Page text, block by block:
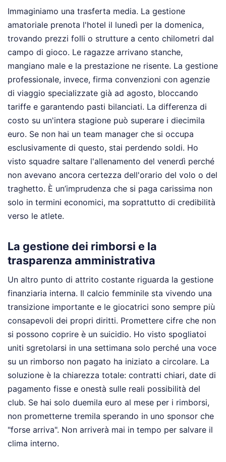
Immaginiamo una trasferta media. La gestione
amatoriale prenota l'hotel il lunedì per la domenica,
trovando prezzi folli o strutture a cento chilometri dal
campo di gioco. Le ragazze arrivano stanche,
mangiano male e la prestazione ne risente. La gestione
professionale, invece, firma convenzioni con agenzie
di viaggio specializzate già ad agosto, bloccando
tariffe e garantendo pasti bilanciati. La differenza di
costo su un'intera stagione può superare i diecimila
euro. Se non hai un team manager che si occupa
esclusivamente di questo, stai perdendo soldi. Ho
visto squadre saltare l'allenamento del venerdì perché
non avevano ancora certezza dell'orario del volo o del
traghetto. È un’imprudenza che si paga carissima non
solo in termini economici, ma soprattutto di credibilità
verso le atlete.
La gestione dei rimborsi e la
trasparenza amministrativa
Un altro punto di attrito costante riguarda la gestione
finanziaria interna. Il calcio femminile sta vivendo una
transizione importante e le giocatrici sono sempre più
consapevoli dei propri diritti. Promettere cifre che non
si possono coprire è un suicidio. Ho visto spogliatoi
uniti sgretolarsi in una settimana solo perché una voce
su un rimborso non pagato ha iniziato a circolare. La
soluzione è la chiarezza totale: contratti chiari, date di
pagamento fisse e onestà sulle reali possibilità del
club. Se hai solo duemila euro al mese per i rimborsi,
non prometterne tremila sperando in uno sponsor che
"forse arriva". Non arriverà mai in tempo per salvare il
clima interno.